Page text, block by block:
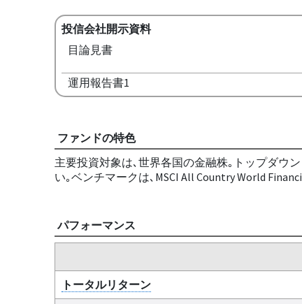
投信会社開示資料
目論見書
運用報告書1
ファンドの特色
主要投資対象は､世界各国の金融株｡トップダウ
い｡ベンチマークは､MSCI All Country World
パフォーマンス
トータルリターン